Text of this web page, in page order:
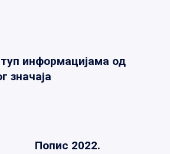
информацијама од
значаја
Попис 2022.